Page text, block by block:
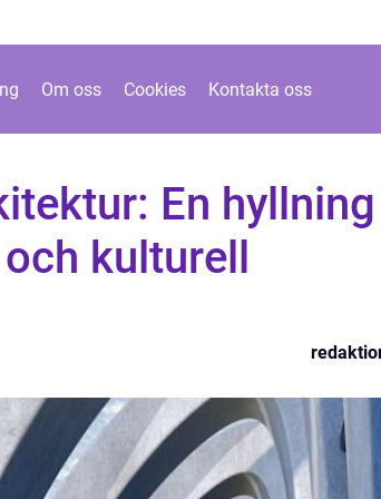
Om oss Cookies Kontakta oss
En hyllning
kulturell